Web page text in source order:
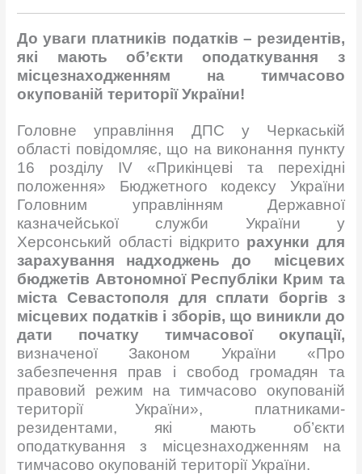
До уваги платників податків – резидентів,
які мають об’єкти оподаткування з
місцезнаходженням на тимчасово
окупованій території України!
Головне управління ДПС у Черкаській
області повідомляє, що на виконання пункту
16 розділу IV «Прикінцеві та перехідні
положення» Бюджетного кодексу України
Головним управлінням Державної
казначейської служби України у
Херсонський області відкрито рахунки для
зарахування надходжень до
місцевих
бюджетів Автономної Республіки Крим та
міста Севастополя для сплати боргів з
місцевих податків і зборів, що виникли до
дати початку тимчасової окупації,
визначеної Законом України «Про
забезпечення прав і свобод громадян та
правовий режим на тимчасово окупованій
території України», платниками-
резидентами, які мають об’єкти
оподаткування з місцезнаходженням на
тимчасово окупованій території України.